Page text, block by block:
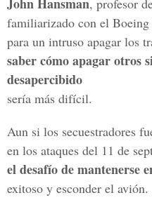
, profesor
familiarizado con el
para un intruso apagar los
saber cómo apagar otros
desapercibido
sería más difícil.
Aun si los secuestradores
en los ataques del 11 de
el desafío de mantenerse
exitoso y esconder el avión.